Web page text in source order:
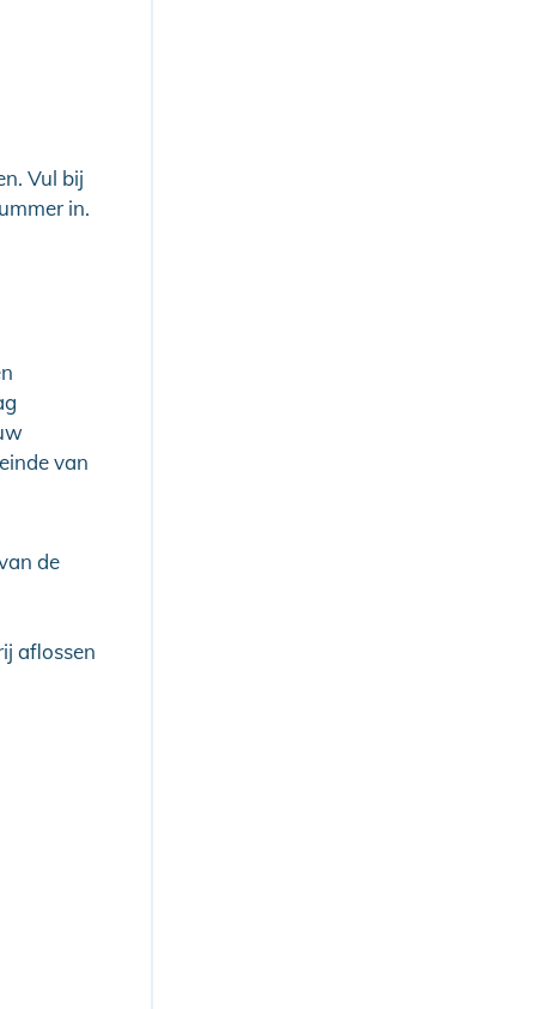
Vul bij
in.
van
de
aflossen